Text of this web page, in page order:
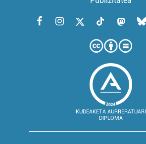
KUDEAKETA AURRERATUARI
DIPLOMA